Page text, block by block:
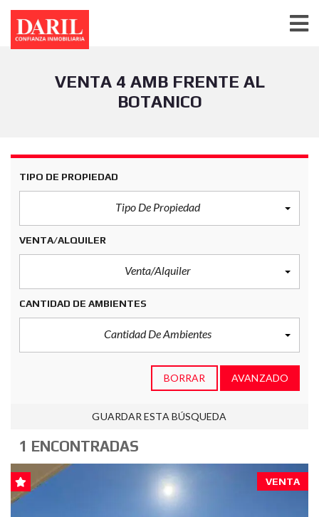
VENTA 4 AMB FRENTE AL
BOTANICO
TIPO DE PROPIEDAD
Tipo De Propiedad
VENTA/ALQUILER
Venta/Alquiler
CANTIDAD DE AMBIENTES
Cantidad De Ambientes
BORRAR AVANZADO
GUARDAR ESTA BÚSQUEDA
1 ENCONTRADAS
VENTA